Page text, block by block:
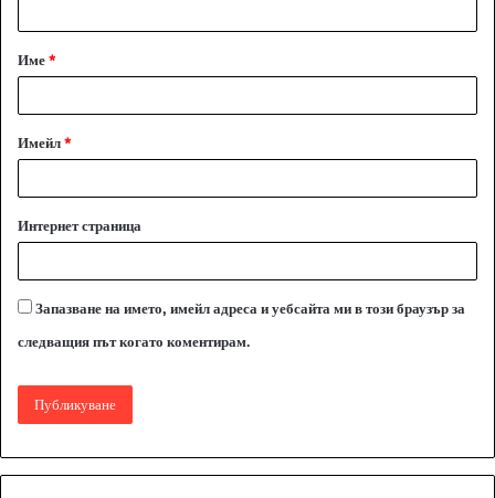
а
р
Име*
Имейл*
Интернет страница
Запазване на името, имейл адреса и уебсайта ми в този браузър за
следващия път когато коментирам.